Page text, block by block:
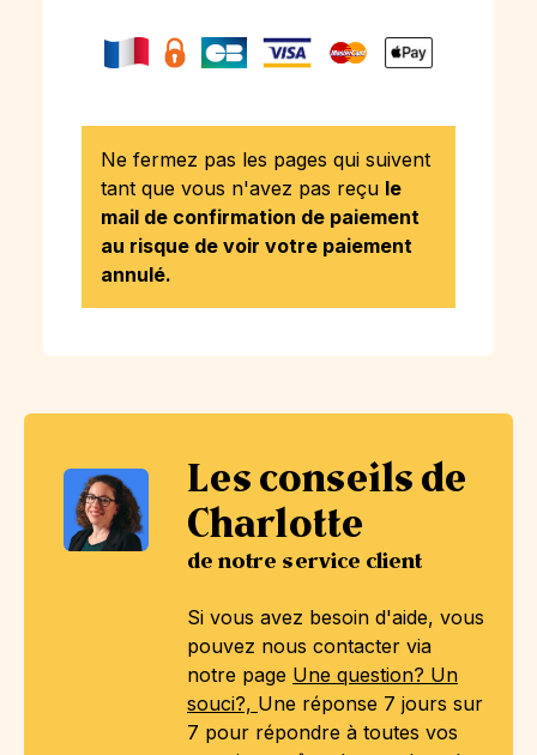
Les conseils de
Charlotte
de notre service client
Si vous avez besoin d'aide, vous
pouvez nous contacter via
notre page Une question? Un
souci?, Une réponse 7 jours sur
7 pour répondre à toutes vos
Ne fermez pas les pages qui suivent
tant que vous n'avez pas reçu le
mail de confirmation de paiement
au risque de voir votre paiement
annulé.